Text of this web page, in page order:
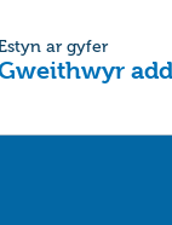
ar gyfer